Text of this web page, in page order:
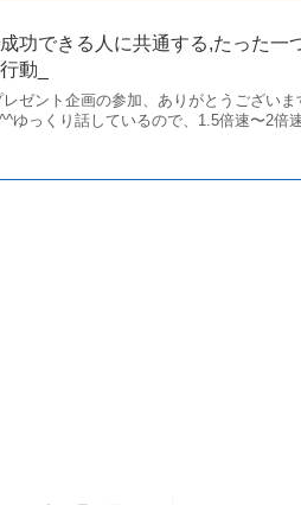
成功できる人に共通する,たった一
動_
ゼント企画の参加、ありがとうござい
ゆっくり話しているので、1.5倍速〜2倍